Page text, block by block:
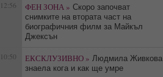
12:56 ФЕН ЗОНА » Скоро започват
снимките на втората част на
биографичния филм за Майкъл
Джексън
10:50 ЕКСКЛУЗИВНО » Людмила Живкова
знаела кога и как ще умре